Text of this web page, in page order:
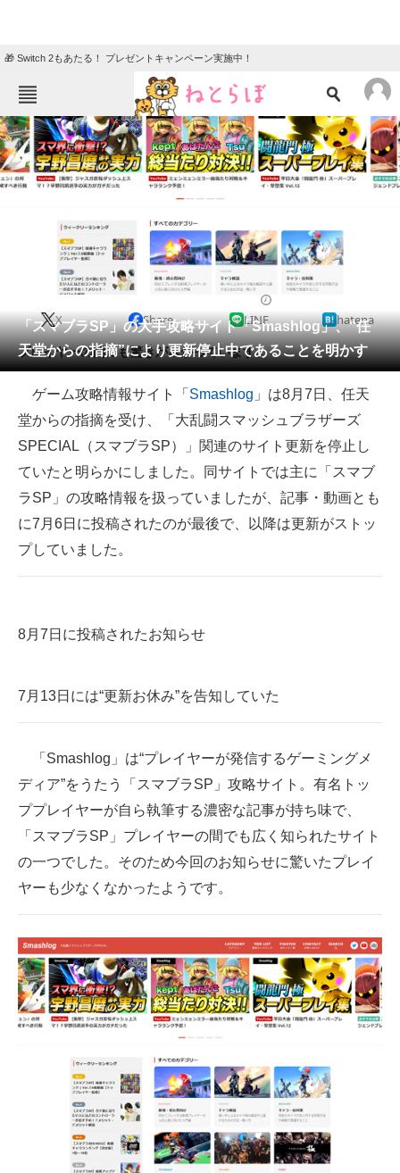
🎁 Switch 2もあたる！ プレゼントキャンペーン実施中！
ねとらぼメニュー
TOP ニュース
エンタメ クイズ
教育・育児
リサーチ
会員記事
メディア
注目記事を集めた総合ページ
ITの今と未来を見通す
スマホと通信の最新トレンド
進化するPCとデバイスの未来
好きが集まる 比べて選べる
AI活用のいまが分かる
経営リーダーのコミュニティ
ITエンジニア向け専門サイト
企業向けIT製品の総合サイト
IT製品の技術・比較・事例
製造業のIT導入・活用を支援
モノづくり技術者専門サイト
エレクトロニクス専門サイト
電子設計の基本と応用
建設×テクノロジーの最前線
ちょっと気になるネットの話題
「スマブラSP」の大手攻略サイト「Smashlog」、“任
天堂からの指摘”により更新停止中であることを明かす
X Share LINE hatena
プレイヤーの間にも驚きが広がっています。
ゲーム攻略情報サイト「 Smashlog 」は8月7日、任天
堂からの指摘を受け、「大乱闘スマッシュブラザーズ
SPECIAL（スマブラSP）」関連のサイト更新を停止し
ていたと明らかにしました。同サイトでは主に「スマブ
ラSP」の攻略情報を扱っていましたが、記事・動画とも
に7月6日に投稿されたのが最後で、以降は更新がストッ
プしていました。
8月7日に投稿されたお知らせ
7月13日には“更新お休み”を告知していた
「Smashlog」は“プレイヤーが発信するゲーミングメ
ディア”をうたう「スマブラSP」攻略サイト。有名トッ
ププレイヤーが自ら執筆する濃密な記事が持ち味で、
「スマブラSP」プレイヤーの間でも広く知られたサイト
の一つでした。そのため今回のお知らせに驚いたプレイ
ヤーも少なくなかったようです。